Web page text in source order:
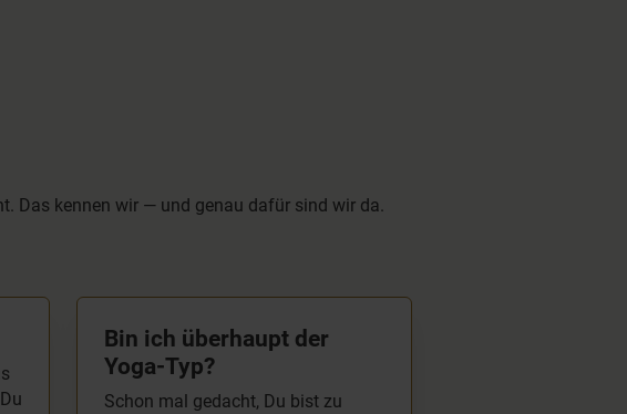
Das kennen wir — und genau dafür sind wir da.
Bin ich überhaupt der
Yoga-Typ?
Schon mal gedacht, Du bist zu